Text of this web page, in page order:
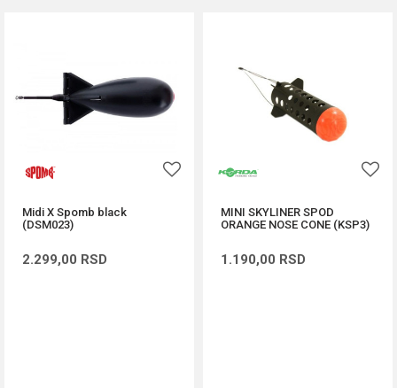
Midi X Spomb black
(DSM023)
2.299,00 RSD
MINI SKYLINER SPOD
ORANGE NOSE CONE (KSP3)
1.190,00 RSD